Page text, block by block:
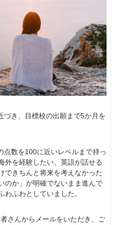
づき、目標校の出願まで5か月を
点数を100に近いレベルまで持っ
外を経験したい、英語が話せる
できちんと将来を考えなかった
のか」が明確でないまま進んで
わふわとしていました。
さんからメールをいただき、ご